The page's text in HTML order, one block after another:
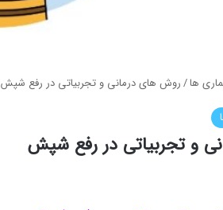
ها/روش های درمانی و تجربیاتی در رفع شپش
و تجربیاتی در رفع شپش